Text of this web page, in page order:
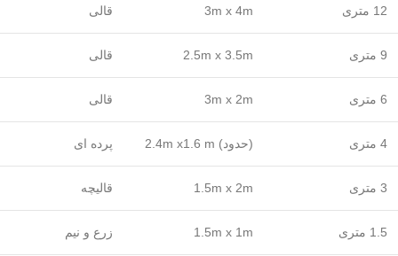
12 متری 3m x 4m قالی
9 متری 2.5m x 3.5m قالی
6 متری 3m x 2m قالی
4 متری (حدود) 2.4m x1.6 m پرده ای
3 متری 1.5m x 2m قالیچه
1.5 متری 1.5m x 1m زرع و نیم